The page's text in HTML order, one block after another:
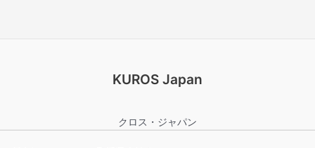
KUROS Japan
クロス・ジャパン